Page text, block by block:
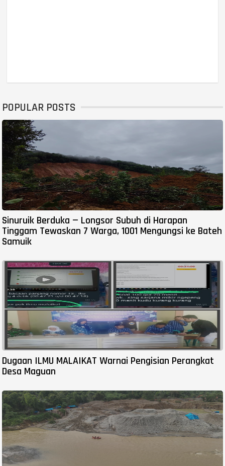
POPULAR POSTS
Sinuruik Berduka — Longsor Subuh di Harapan
Tinggam Tewaskan 7 Warga, 1001 Mengungsi ke Bateh
Samuik
Dugaan ILMU MALAIKAT Warnai Pengisian Perangkat
Desa Maguan